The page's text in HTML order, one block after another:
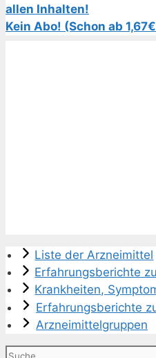
allen Inhalten!
Kein Abo! (Schon ab
Liste der Arzneimittel
Erfahrungsberichte
Krankheiten,
Erfahrungsberichte
Arzneimittelgruppen
Suchen